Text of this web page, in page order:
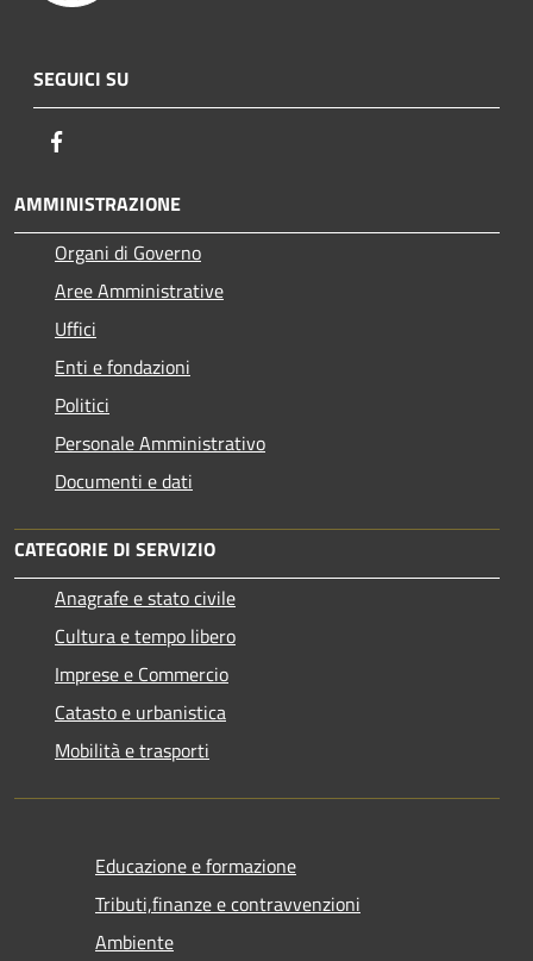
SEGUICI SU
AMMINISTRAZIONE
Organi di Governo
Aree Amministrative
Uffici
Enti e fondazioni
Politici
Personale Amministrativo
Documenti e dati
CATEGORIE DI SERVIZIO
Anagrafe e stato civile
Cultura e tempo libero
Imprese e Commercio
Catasto e urbanistica
Mobilità e trasporti
Educazione e formazione
Tributi,finanze e contravvenzioni
Ambiente